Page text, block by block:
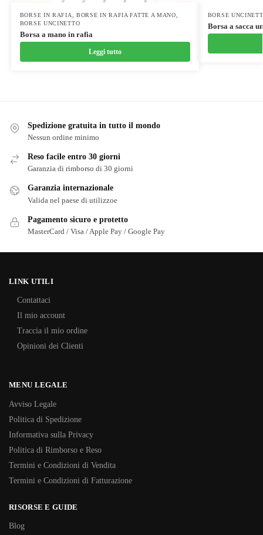
BORSE IN RAFIA BORSE IN RAFIA FATTE A MANO
BORSE UNCINETTO
Borsa a mano in rafia
Leggi tutto
BORSE
Borsa a sacca
Spedizione gratuita in tutto il mondo
Nessun ordine minimo
Reso facile entro 30 giorni
Garanzia di rimborso di 30 giorni
Garanzia internazionale
Valida nel paese di utilizzoe
Pagamento sicuro e protetto
MasterCard / Visa / Apple Pay / Google Pay
LINK UTILI
Contattaci
Il mio account
Traccia il mio ordine
Opinioni dei Clienti
MENU LEGALE
Avviso Legale
Politica di Spedizione
Informativa sulla Privacy
Politica di Rimborso e Reso
Termini e Condizioni di Vendita
Termini e Condizioni di Fatturazione
RISORSE E GUIDE
Blog